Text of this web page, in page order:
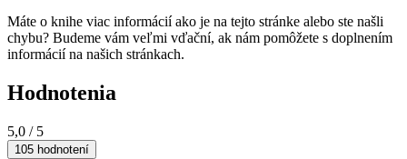
Máte o knihe viac informácií ako je na tejto stránke alebo ste našli
chybu? Budeme vám veľmi vďační, ak nám pomôžete s doplnením
informácií na našich stránkach.
Hodnotenia
5,0 / 5
105 hodnotení